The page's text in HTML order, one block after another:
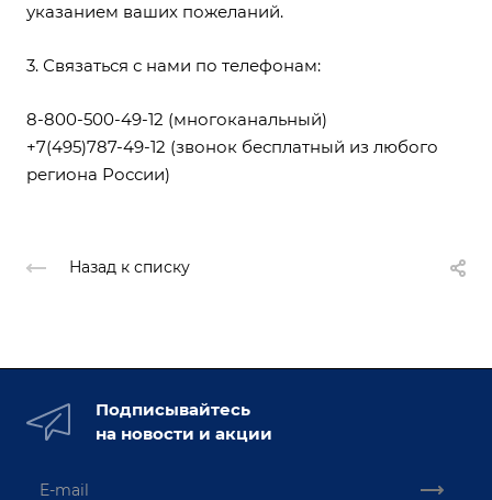
указанием ваших пожеланий.
3. Связаться с нами по телефонам:
8-800-500-49-12 (многоканальный)
+7(495)787-49-12 (звонок бесплатный из любого
региона России)
Назад к списку
Подписывайтесь
на новости и акции